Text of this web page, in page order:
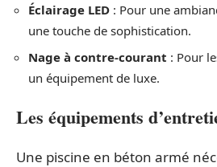
Éclairage LED : Pour une
une touche de sophistication.
Nage à contre-courant : Pour
un équipement de luxe.
Les équipements
Une piscine en béton armé